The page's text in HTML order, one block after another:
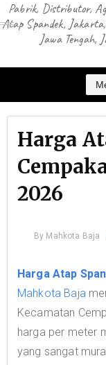
Pabrik, Distributor,
Atap Spandek,
Jawa Tengah,
Harga
2026
By Mahkota Baja
Harga Atap
Mahkota Baja
Kecamatan
harga per meter
yang sangat